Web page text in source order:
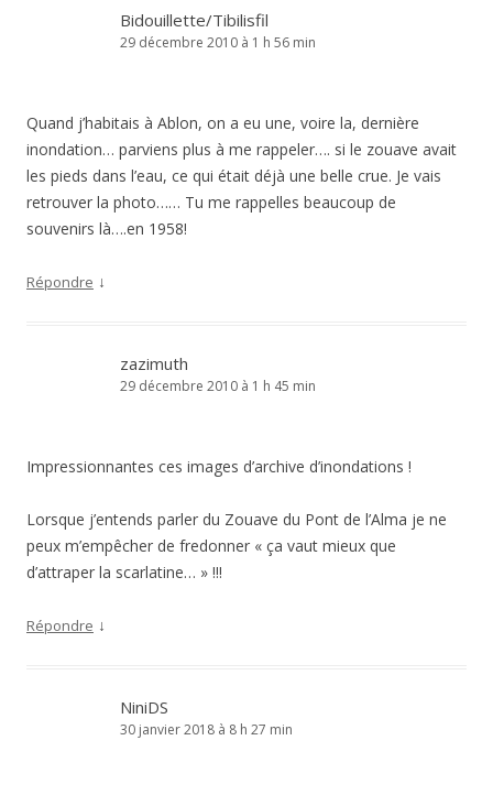
Bidouillette/Tibilisfil
29 décembre 2010 à 1 h 56 min
Quand j’habitais à Ablon, on a eu une, voire la, dernière
inondation… parviens plus à me rappeler…. si le zouave avait
les pieds dans l’eau, ce qui était déjà une belle crue. Je vais
retrouver la photo…… Tu me rappelles beaucoup de
souvenirs là….en 1958!
Répondre ↓
zazimuth
29 décembre 2010 à 1 h 45 min
Impressionnantes ces images d’archive d’inondations !
Lorsque j’entends parler du Zouave du Pont de l’Alma je ne
peux m’empêcher de fredonner « ça vaut mieux que
d’attraper la scarlatine… » !!!
Répondre ↓
NiniDS
30 janvier 2018 à 8 h 27 min